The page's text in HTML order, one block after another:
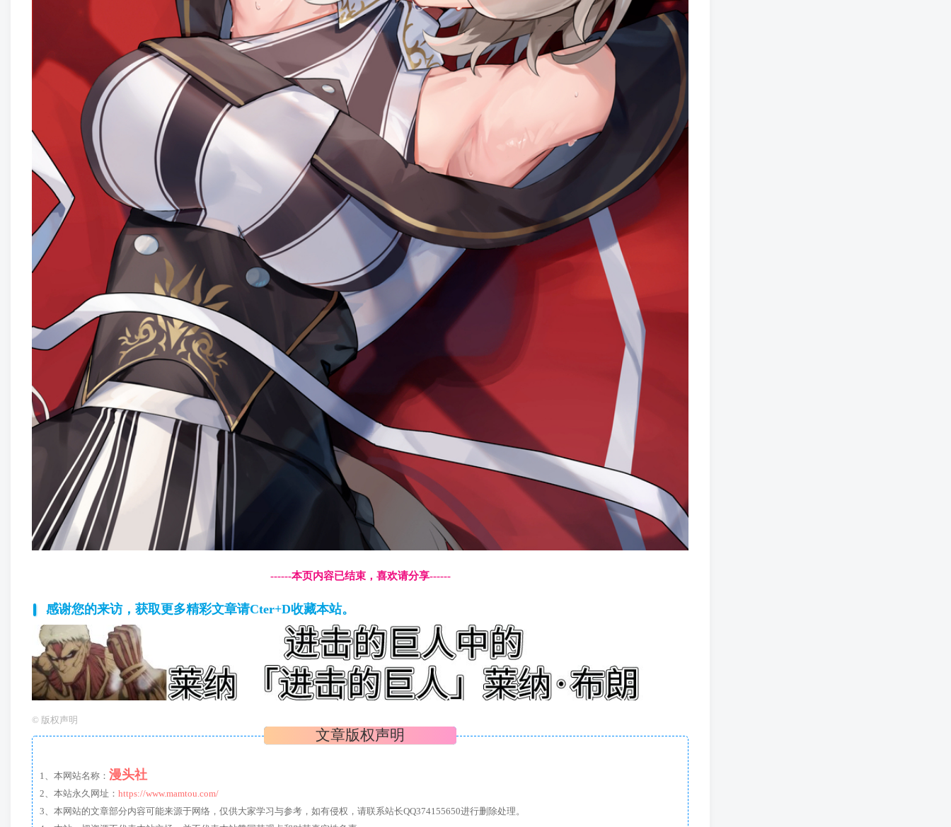
------本页内容已结束，喜欢请分享------
感谢您的来访，获取更多精彩文章请Cter+D收藏本站。
© 版权声明
文章版权声明
1、本网站名称： 漫头社
2、本站永久网址： https://www.mamtou.com/
3、本网站的文章部分内容可能来源于网络，仅供大家学习与参考，如有侵权，请联系站长QQ374155650进行删除处理。